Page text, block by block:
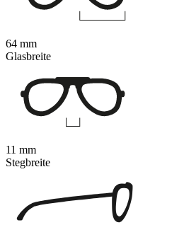
64 mm
Glasbreite
11 mm
Stegbreite